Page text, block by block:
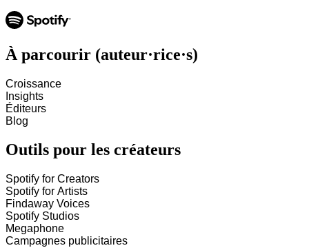
À parcourir (auteur·rice·s)
Croissance
Insights
Éditeurs
Blog
Outils pour les créateurs
Spotify for Creators
Spotify for Artists
Findaway Voices
Spotify Studios
Megaphone
Campagnes publicitaires